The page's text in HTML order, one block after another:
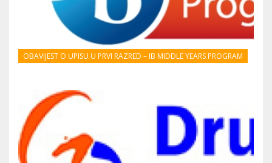
OBAVIJEST O UPISU U PRVI RAZRED – IB MIDDLE YEARS PROGRAM